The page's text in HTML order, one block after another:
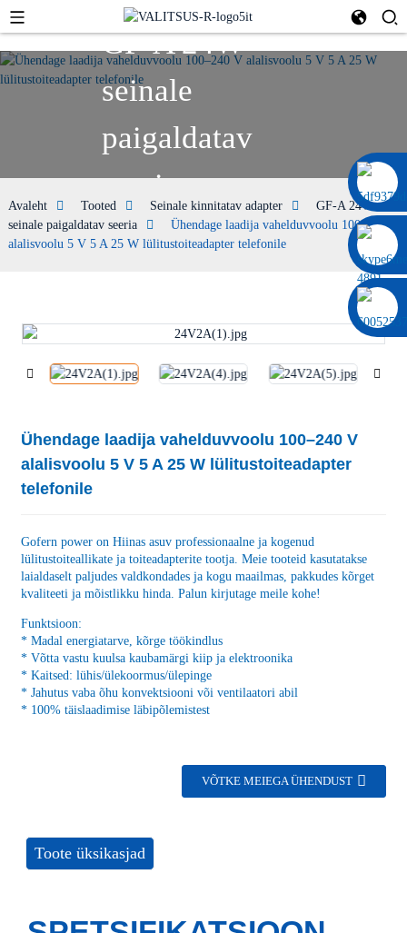
0086 13322920697
GF-A 24W
seinale
paigaldatav
seeria
Avaleht Tooted Seinale kinnitatav adapter
GF-A 24W
seinale paigaldatav seeria
Ühendage laadija vahelduvvoolu 100–240 V
alalisvoolu 5 V 5 A 25 W lülitustoiteadapter telefonile
Ühendage laadija vahelduvvoolu 100–240 V
alalisvoolu 5 V 5 A 25 W lülitustoiteadapter
telefonile
Gofern power on Hiinas asuv professionaalne ja kogenud
lülitustoiteallikate ja toiteadapterite tootja. Meie tooteid kasutatakse
laialdaselt paljudes valdkondades ja kogu maailmas, pakkudes kõrget
kvaliteeti ja mõistlikku hinda. Palun kirjutage meile kohe!
Funktsioon:
* Madal energiatarve, kõrge töökindlus
* Võtta vastu kuulsa kaubamärgi kiip ja elektroonika
* Kaitsed: lühis/ülekoormus/ülepinge
* Jahutus vaba õhu konvektsiooni või ventilaatori abil
* 100% täislaadimise läbipõlemistest
VÕTKE MEIEGA ÜHENDUST
Toote üksikasjad